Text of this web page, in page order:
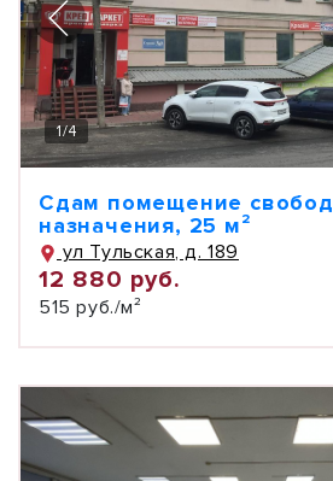
1/4
Сдам помещение
назначения, 25 м²
ул Тульская, д. 189
12 880 руб.
515 руб./м²